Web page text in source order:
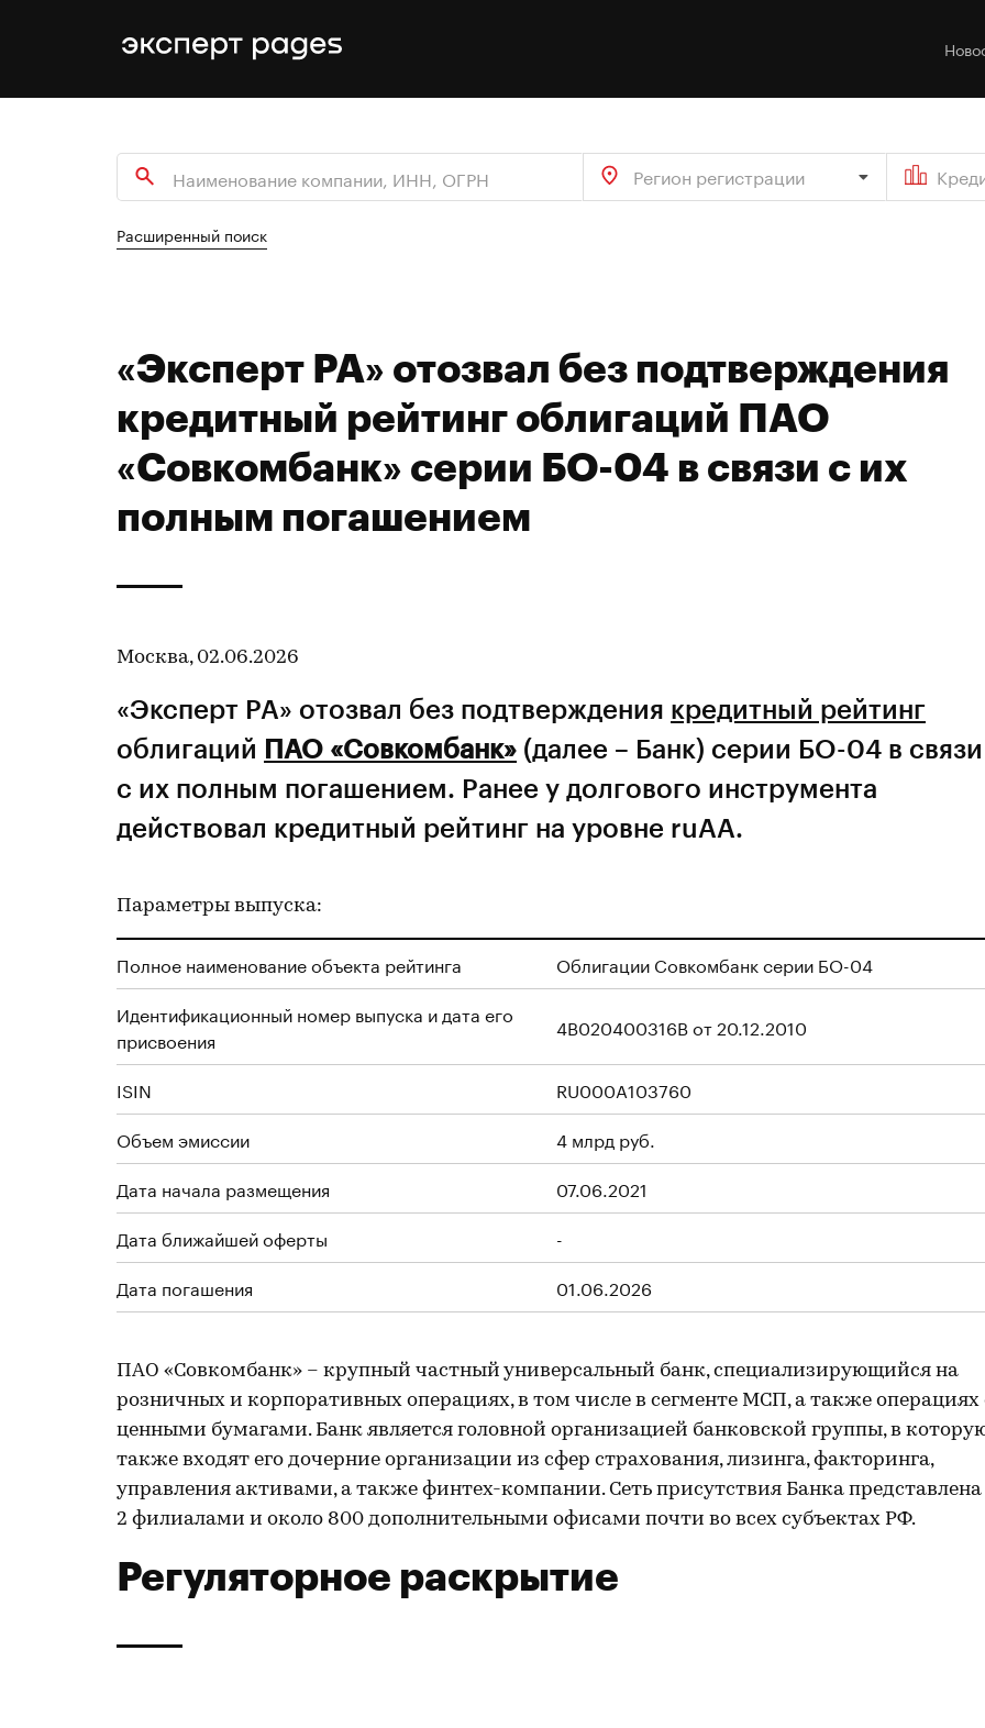
Регион регистрации
Расширенный поиск
«Эксперт РА» отозвал без подтверждения
кредитный рейтинг облигаций ПАО
«Совкомбанк» серии БО-04 в связи с их
полным погашением
Москва, 02.06.2026
«Эксперт РА» отозвал без подтверждения кредитный рейтинг
облигаций ПАО «Совкомбанк» (далее – Банк) серии БО-04 в связи
с их полным погашением. Ранее у долгового инструмента
действовал кредитный рейтинг на уровне ruAА.
Параметры выпуска:
Полное наименование объекта рейтинга
Облигации Совкомбанк серии БО-04
Идентификационный номер выпуска и дата его
присвоения
4B020400316B от 20.12.2010
ISIN
RU000A103760
Объем эмиссии
4 млрд руб.
Дата начала размещения
07.06.2021
Дата ближайшей оферты
-
Дата погашения
01.06.2026
ПАО «Совкомбанк» – крупный частный универсальный банк, специализирующийся на
розничных и корпоративных операциях, в том числе в сегменте МСП, а также операциях
ценными бумагами. Банк является головной организацией банковской группы, в
также входят его дочерние организации из сфер страхования, лизинга, факторинга,
управления активами, а также финтех-компании. Сеть присутствия Банка представлена
2 филиалами и около 800 дополнительными офисами почти во всех субъектах РФ.
Регуляторное раскрытие